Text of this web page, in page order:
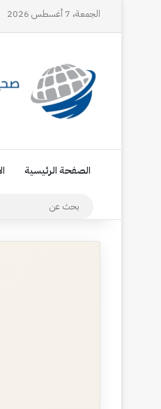
الجمعة، 7 أغسطس 2026
النخل وقلبي
الصفحة الرئيسية